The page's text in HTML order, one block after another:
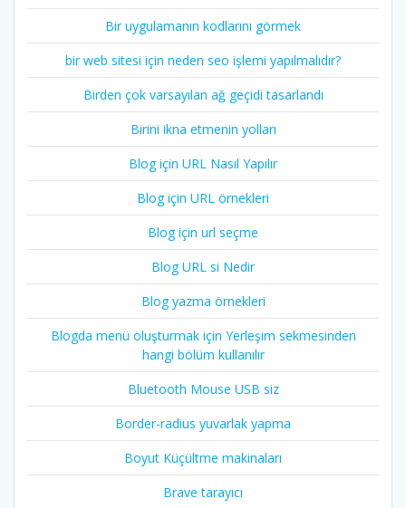
Bir uygulamanın kodlarını görmek
bir web sitesi için neden seo işlemi yapılmalıdır?
Birden çok varsayılan ağ geçidi tasarlandı
Birini ikna etmenin yolları
Blog için URL Nasıl Yapılır
Blog için URL örnekleri
Blog için url seçme
Blog URL si Nedir
Blog yazma örnekleri
Blogda menü oluşturmak için Yerleşim sekmesinden
hangi bölüm kullanılır
Bluetooth Mouse USB siz
Border-radius yuvarlak yapma
Boyut Küçültme makinaları
Brave tarayıcı